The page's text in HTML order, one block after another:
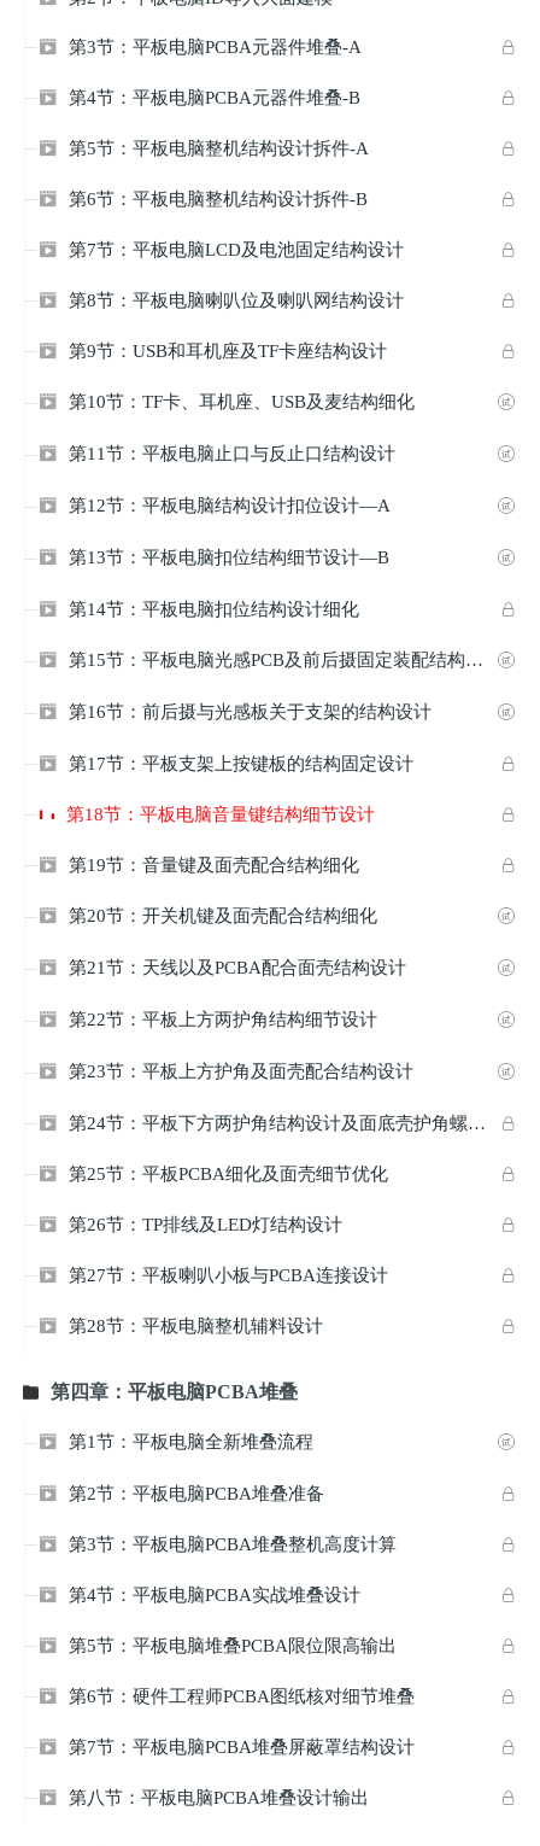

 第3节：平板电脑PCBA元器件堆叠-A

 第4节：平板电脑PCBA元器件堆叠-B

 第5节：平板电脑整机结构设计拆件-A

 第6节：平板电脑整机结构设计拆件-B

 第7节：平板电脑LCD及电池固定结构设计

 第8节：平板电脑喇叭位及喇叭网结构设计

 第9节：USB和耳机座及TF卡座结构设计

 第10节：TF卡、耳机座、USB及麦结构细化

 第11节：平板电脑止口与反止口结构设计

 第12节：平板电脑结构设计扣位设计—A

 第13节：平板电脑扣位结构细节设计—B

 第14节：平板电脑扣位结构设计细化

 第15节：平板电脑光感PCB及前后摄固定装配结构设计

 第16节：前后摄与光感板关于支架的结构设计

 第17节：平板支架上按键板的结构固定设计

第18节：平板电脑音量键结构细节设计

 第19节：音量键及面壳配合结构细化

 第20节：开关机键及面壳配合结构细化

 第21节：天线以及PCBA配合面壳结构设计

 第22节：平板上方两护角结构细节设计

 第23节：平板上方护角及面壳配合结构设计

 第24节：平板下方两护角结构设计及面底壳护角螺丝孔优化

 第25节：平板PCBA细化及面壳细节优化

 第26节：TP排线及LED灯结构设计

 第27节：平板喇叭小板与PCBA连接设计

 第28节：平板电脑整机辅料设计
 第四章：平板电脑PCBA堆叠

 第1节：平板电脑全新堆叠流程

 第2节：平板电脑PCBA堆叠准备

 第3节：平板电脑PCBA堆叠整机高度计算

 第4节：平板电脑PCBA实战堆叠设计

 第5节：平板电脑堆叠PCBA限位限高输出

 第6节：硬件工程师PCBA图纸核对细节堆叠

 第7节：平板电脑PCBA堆叠屏蔽罩结构设计

 第八节：平板电脑PCBA堆叠设计输出